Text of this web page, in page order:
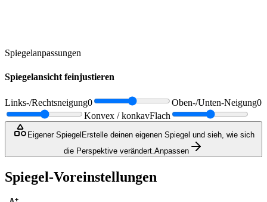
Spiegelanpassungen
Spiegelansicht feinjustieren
Links-/Rechtsneigung0 Oben-/Unten-Neigung0
Konvex / konkavFlach
Eigener Spiegel Erstelle deinen eigenen Spiegel und sieh, wie sich
die Perspektive verändert. Anpassen
Spiegel-Voreinstellungen